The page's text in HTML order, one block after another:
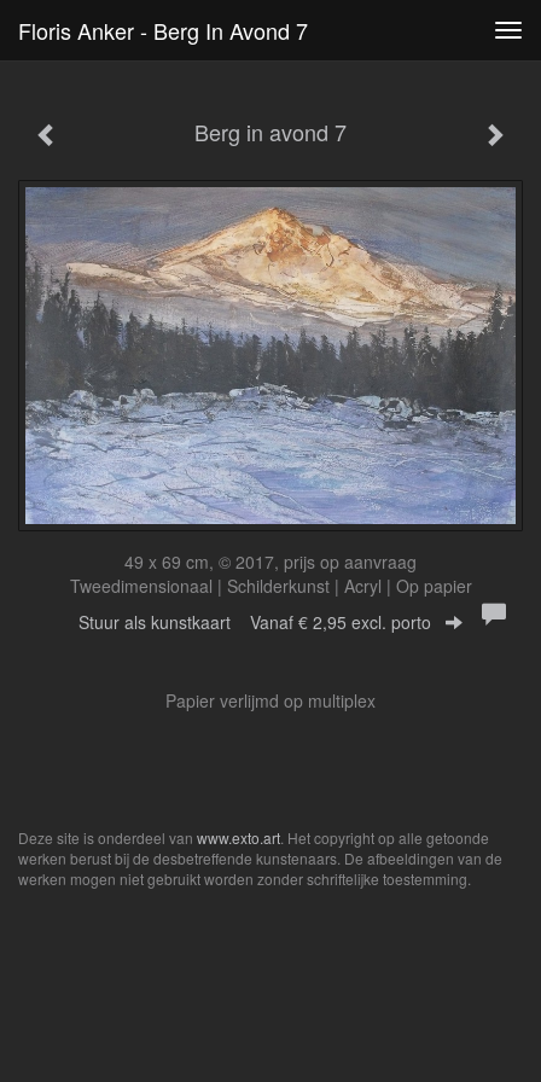
Floris Anker - Berg In Avond 7
Berg in avond 7
49 x 69 cm, © 2017, prijs op aanvraag
Tweedimensionaal | Schilderkunst | Acryl | Op papier
Stuur als kunstkaart Vanaf € 2,95 excl. porto
Papier verlijmd op multiplex
Deze site is onderdeel van www.exto.art . Het copyright op alle getoonde
werken berust bij de desbetreffende kunstenaars. De afbeeldingen van de
werken mogen niet gebruikt worden zonder schriftelijke toestemming.